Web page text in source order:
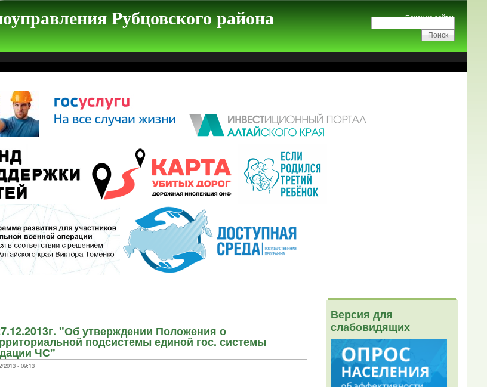
Рубцовского района Поиск на сайте:
"Об утверждении Положения о
подсистемы единой гос. системы
ЧС"
- 09:13
Версия для
слабовидящих